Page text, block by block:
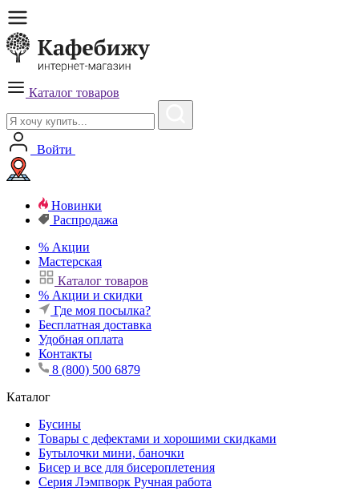
Каталог товаров
Войти
Новинки
Распродажа
% Акции
Мастерская
Каталог товаров
% Акции и скидки
Где моя посылка?
Бесплатная доставка
Удобная оплата
Контакты
8 (800) 500 6879
Каталог
Бусины
Товары с дефектами и хорошими скидками
Бутылочки мини, баночки
Бисер и все для бисероплетения
Серия Лэмпворк Ручная работа